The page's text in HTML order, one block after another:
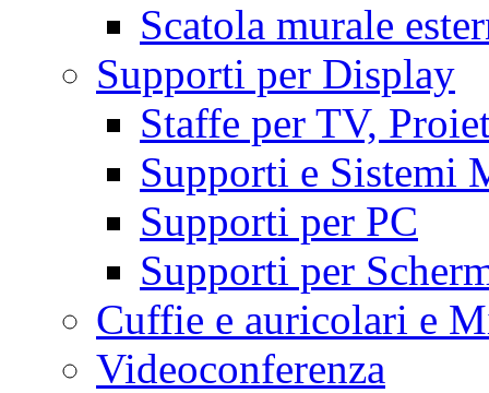
Scatola murale
Supporti per Display
Staffe per TV,
Supporti e Sistemi
Supporti per PC
Supporti per
Cuffie e auricolari e
Videoconferenza